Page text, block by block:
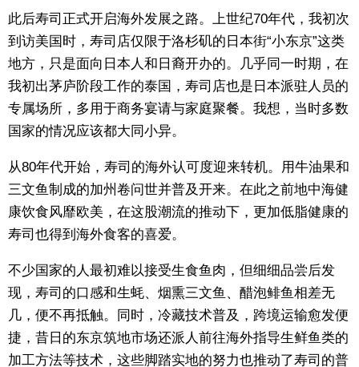
此后寿司正式开启海外发展之路。上世纪70年代，我初次
到访美国时，寿司店仅限于洛杉矶的日本街“小东京”这类
地方，只是面向日本人和日裔开办的。几乎同一时期，在
我初出茅庐阶段工作的泰国，寿司店也是日本派驻人员的
专属场所，多用于商务宴请与家庭聚餐。我想，当时多数
国家的情况应该都大同小异。
从80年代开始，寿司的海外认可度迎来转机。用牛油果和
三文鱼制成的加州卷问世并普及开来。在此之前地中海健
康饮食风靡欧美，在这股潮流的推动下，更加低脂健康的
寿司也得到海外食客的喜爱。
不少国家的人最初难以接受生食鱼肉，但细细品尝后发
现，寿司的口感和生蚝、烟熏三文鱼、醋泡鲱鱼相差无
几，便不再抵触。同时，冷藏技术普及，跨境运输愈发便
捷，昔日的东京筑地市场还派人前往海外指导生鲜鱼类的
加工方法等技术，这些脚踏实地的努力也推动了寿司的普